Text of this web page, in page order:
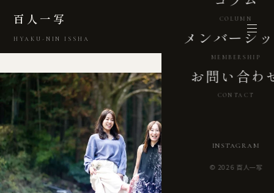
百人一写
HYAKU-NIN ISSHA
COLUMN
メンバーシ
MEMBERSHIP
お問い合わ
CONTACT
INSTAGRAM
© 2026 百人一写